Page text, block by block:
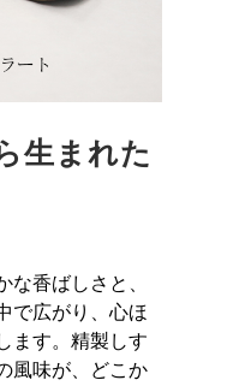
生まれた
な香ばしさと、
で広がり、心ほ
ます。精製しす
風味が、どこか